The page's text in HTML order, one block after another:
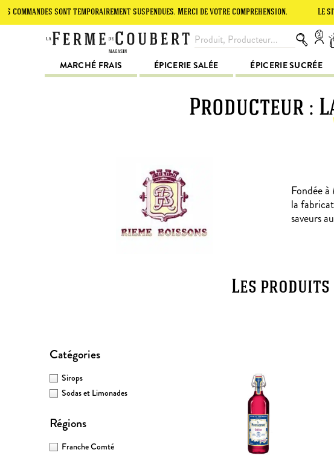
sont temporairement suspendues. Merci de votre compréhension. Le site est
MARCHÉ FRAIS ÉPICERIE SALÉE ÉPICERIE SUCRÉE
Producteur :
Fondée
la
saveurs
Les produits
Catégories
Sirops
Sodas et Limonades
Régions
Franche Comté